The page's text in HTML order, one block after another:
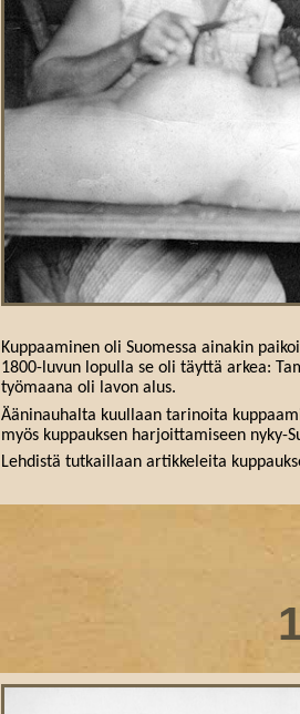
Kuppaaminen oli Suomessa ainakin
1800-luvun lopulla se oli täyttä arkea:
työmaana oli lavon alus.
Ääninauhalta kuullaan tarinoita
myös kuppauksen harjoittamiseen nyky-
Lehdistä tutkaillaan artikkeleita